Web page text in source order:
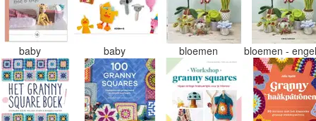
baby baby bloemen bloemen -